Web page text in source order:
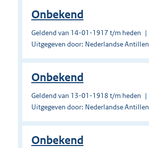
Onbekend
Geldend van 14-01-1917 t/m heden
Uitgegeven door: Nederlandse Antillen
Onbekend
Geldend van 13-01-1918 t/m heden
Uitgegeven door: Nederlandse Antillen
Onbekend